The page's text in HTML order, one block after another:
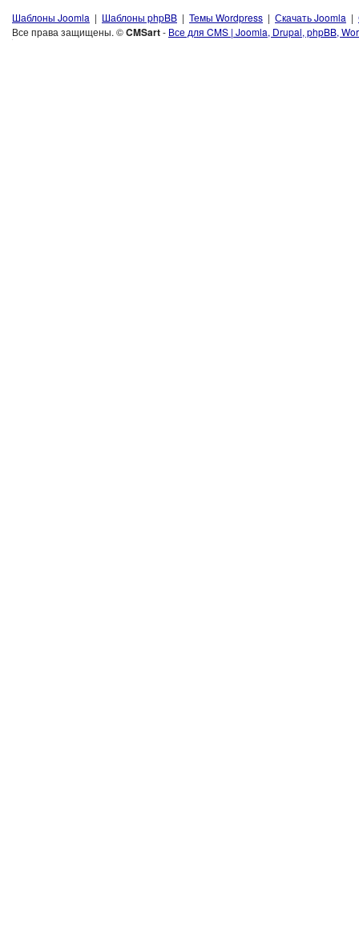
Шаблоны Joomla | Шаблоны phpBB | Темы Wordpress | Скачать Joomla |
Все права защищены. ©CMSart- Все для CMS | Joomla, Drupal, phpBB,